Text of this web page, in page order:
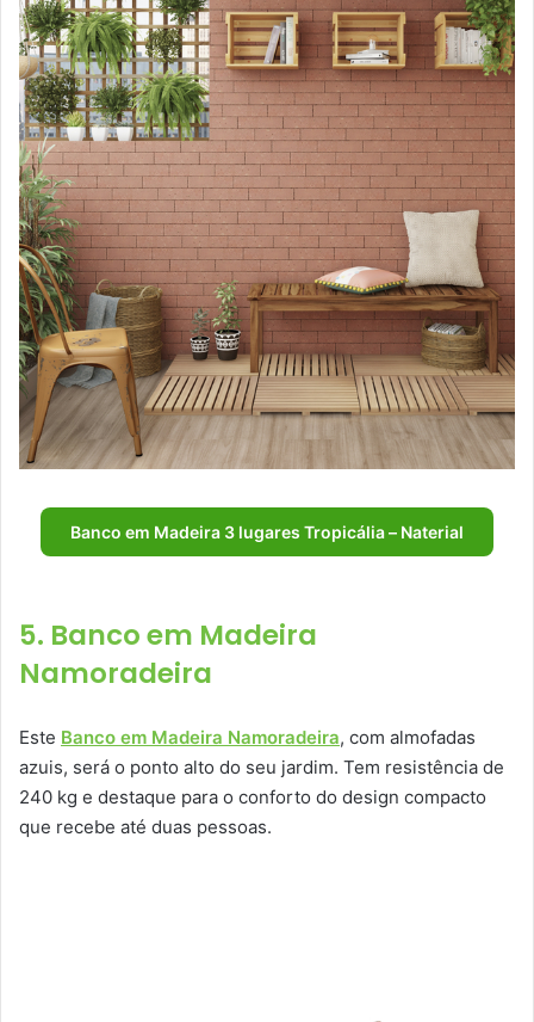
Banco em Madeira 3 lugares Tropicália – Naterial
5. Banco em Madeira
Namoradeira
Este Banco em Madeira Namoradeira, com almofadas
azuis, será o ponto alto do seu jardim. Tem resistência de
240 kg e destaque para o conforto do design compacto
que recebe até duas pessoas.